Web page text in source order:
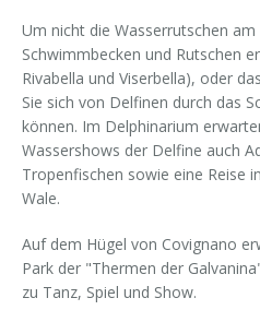
Um nicht die Wasserrutschen
Schwimmbecken und Rutschen
Rivabella und Viserbella), oder
Sie sich von Delfinen durch das
können. Im Delphinarium
Wassershows der Delfine auch
Tropenfischen sowie eine Reise
Wale.
Auf dem Hügel von Covignano
Park der "Thermen der
zu Tanz, Spiel und Show.